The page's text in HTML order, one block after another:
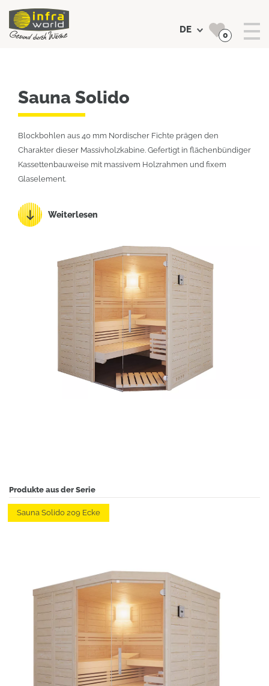
DE 0
Sauna Solido
Blockbohlen aus 40 mm Nordischer Fichte prägen den
Charakter dieser Massivholzkabine. Gefertigt in flächenbündiger
Kassettenbauweise mit massivem Holzrahmen und fixem
Glaselement.
Weiterlesen
Produkte aus der Serie
Sauna Solido 209 Ecke